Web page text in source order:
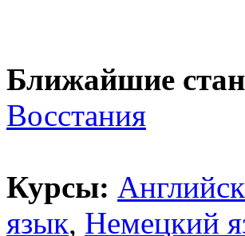
Ближайшие
Восстания
Курсы:
язык, Немецкий